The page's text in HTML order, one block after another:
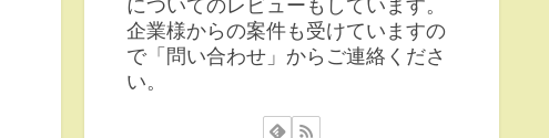
についてのレビューもしています。
企業様からの案件も受けていますの
で「問い合わせ」からご連絡くださ
い。